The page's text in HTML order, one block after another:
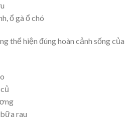
ổ gà ổ chó
thể hiện đúng hoàn cảnh sống của
rau